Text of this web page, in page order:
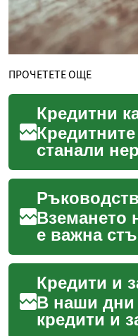
ПРОЧЕТЕТЕ ОЩЕ
станали
живот,
удобство и
управ...
Вземането
е важна
да
или да
В наши дни
кредити и